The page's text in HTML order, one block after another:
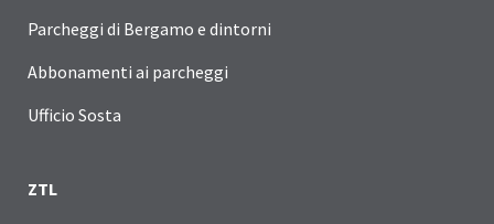
Parcheggi di Bergamo e dintorni
Abbonamenti ai parcheggi
Ufficio Sosta
ZTL